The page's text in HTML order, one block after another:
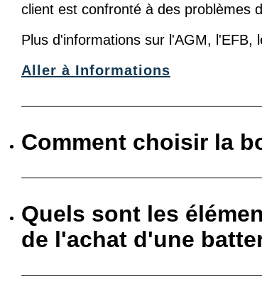
client est confronté à des problèmes
Plus d'informations sur l'AGM, l'EFB,
Aller à Informations
Comment choisir la
Quels sont les
de l'achat d'une